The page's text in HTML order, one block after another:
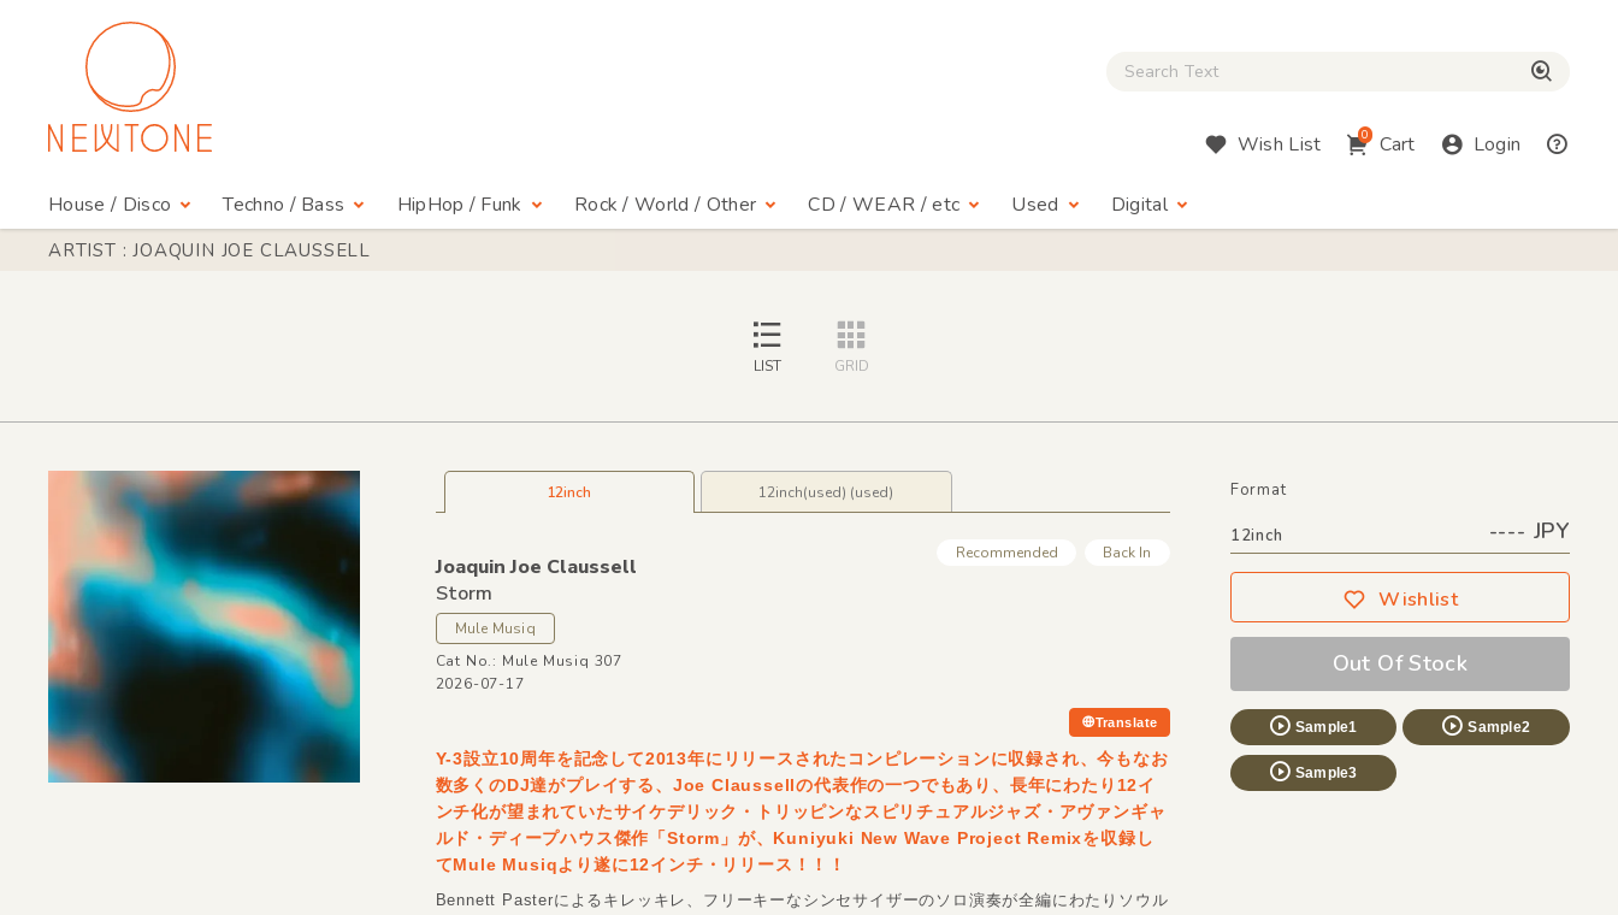
Close Search box
Wish List 0 Cart Login
House / Disco Techno / Bass HipHop / Funk Rock / World / Other CD / WEAR / etc Used Digital
ARTIST : JOAQUIN JOE CLAUSSELL
LIST GRID
12inch 12inch(used) (used)
Recommended Back In
Joaquin Joe Claussell
Storm
Mule Musiq
Cat No.: Mule Musiq 307
2026-07-17
Translate
Format
12inch ---- JPY
Wishlist
Out Of Stock
Sample1 Sample2
Sample3
Y-3設立10周年を記念して2013年にリリースされたコンピレーションに収録され、今もなお
数多くのDJ達がプレイする、Joe Claussellの代表作の一つでもあり、長年にわたり12イ
ンチ化が望まれていたサイケデリック・トリッピンなスピリチュアルジャズ・アヴァンギャ
ルド・ディープハウス傑作「Storm」が、Kuniyuki New Wave Project Remixを収録し
てMule Musiqより遂に12インチ・リリース！！！
Bennett Pasterによるキレッキレ、フリーキーなシンセサイザーのソロ演奏が全編にわたりソウル